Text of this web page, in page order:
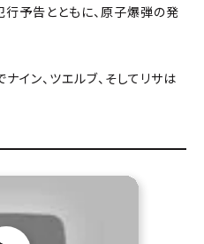
予告とともに、原子爆弾の発
イン、ツエルブ、そしてリサは